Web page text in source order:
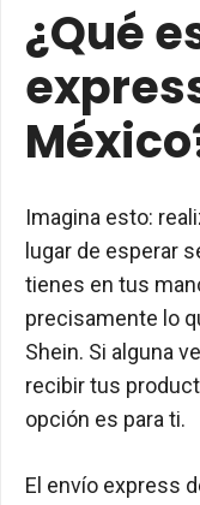
¿Qué
Imagina esto:
lugar de esperar
tienes en tus
precisamente lo
Shein. Si alguna
recibir tus
opción es para ti.
El envío express